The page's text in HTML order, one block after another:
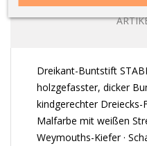
Dreikant-Buntstift
holzgefasster, dicker
kindgerechter Dreiecks-
Malfarbe mit weißen
Weymouths-Kiefer ·